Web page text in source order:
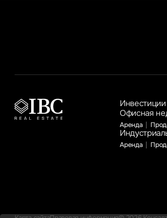
Инвестиции
Офисная
Аренда
Аренда